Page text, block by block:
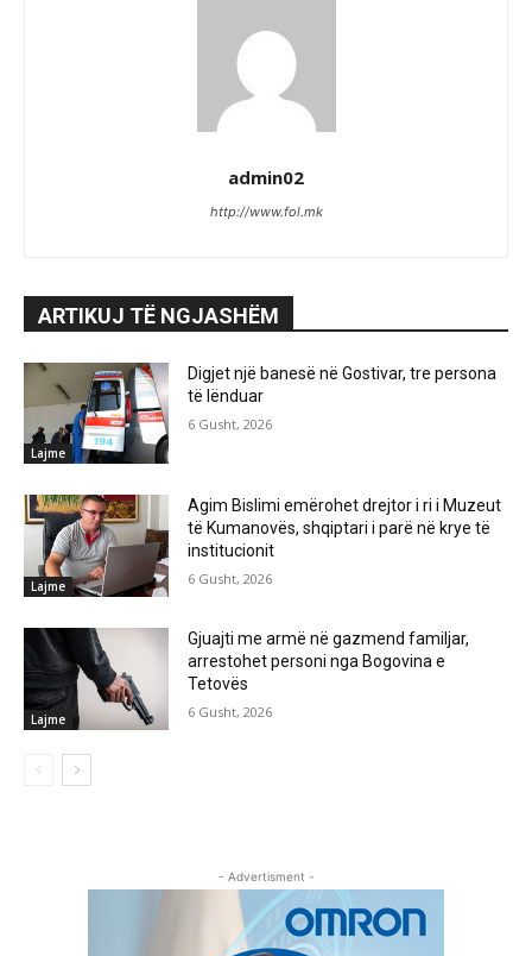
admin02
http://www.fol.mk
ARTIKUJ TË NGJASHËM
Lajme
Digjet një banesë në Gostivar, tre persona
të lënduar
6 Gusht, 2026
Lajme
Agim Bislimi emërohet drejtor i ri i Muzeut
të Kumanovës, shqiptari i parë në krye të
institucionit
6 Gusht, 2026
Lajme
Gjuajti me armë në gazmend familjar,
arrestohet personi nga Bogovina e
Tetovës
6 Gusht, 2026
- Advertisment -